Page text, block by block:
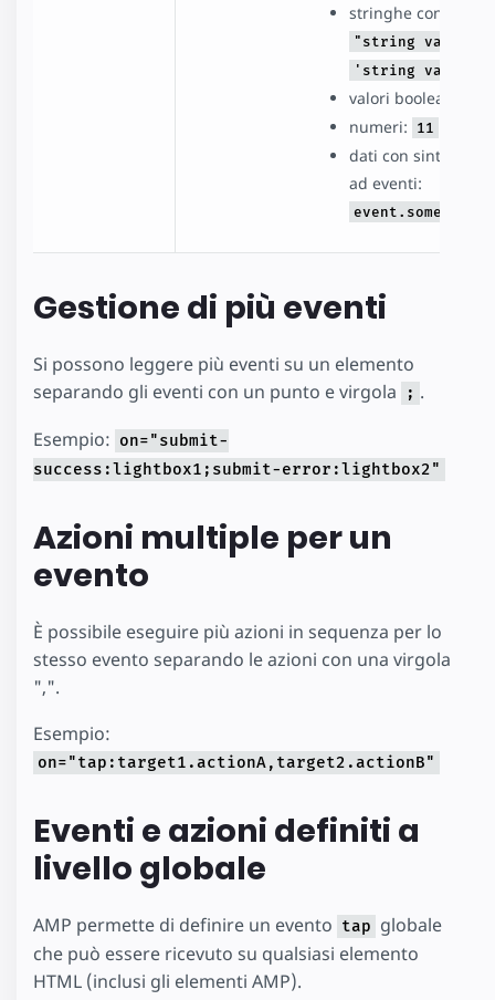
stringhe con
"string value"
'string value'
valori booleani:
numeri: 11
dati con sintassi
ad eventi:
Gestione di più eventi
Si possono leggere più eventi su un elemento
separando gli eventi con un punto e virgola
; .
Esempio: on="submit-
success:lightbox1;submit-error:lightbox2"
Azioni multiple per un
evento
È possibile eseguire più azioni in sequenza per lo
stesso evento separando le azioni con una virgola
",".
Esempio:
on="tap:target1.actionA,target2.actionB"
Eventi e azioni definiti a
livello globale
AMP permette di definire un evento tap globale
che può essere ricevuto su qualsiasi elemento
HTML (inclusi gli elementi AMP).